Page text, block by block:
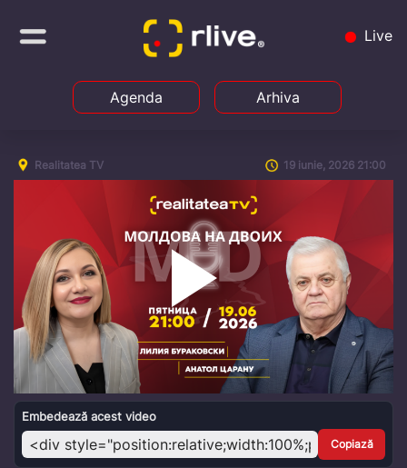
Live
Agenda Arhiva
Realitatea TV 19 iunie, 2026 21:00
Play
Video
Embedează acest video
Copiază